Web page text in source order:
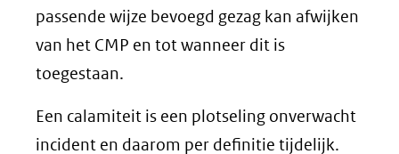
passende wijze bevoegd gezag kan afwijken
van het CMP en tot wanneer dit is
toegestaan.
Een calamiteit is een plotseling onverwacht
incident en daarom per definitie tijdelijk.